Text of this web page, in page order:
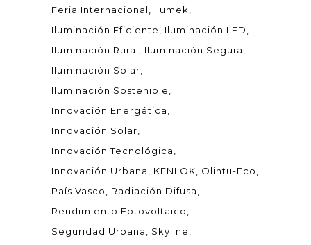
Feria Internacional
Ilumek
Iluminación Eficiente
Iluminación LED
Iluminación Rural
Iluminación Segura
Iluminación Solar
Iluminación Sostenible
Innovación Energética
Innovación Solar
Innovación Tecnológica
Innovación Urbana
KENLOK
Olintu-Eco
País Vasco
Radiación Difusa
Rendimiento Fotovoltaico
Seguridad Urbana
Skyline